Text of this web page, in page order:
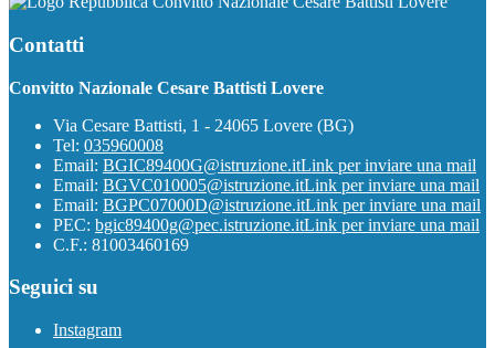
Contatti
Convitto Nazionale Cesare Battisti Lovere
Via Cesare Battisti, 1 - 24065 Lovere (BG)
Tel: 035960008
Email: BGIC89400G@istruzione.itLink per inviare una mail
Email: BGVC010005@istruzione.itLink per inviare una mail
Email: BGPC07000D@istruzione.itLink per inviare una mail
PEC: bgic89400g@pec.istruzione.itLink per inviare una mail
C.F.: 81003460169
Seguici su
Instagram